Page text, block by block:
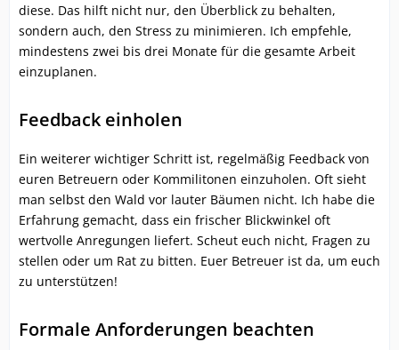
diese. Das hilft nicht nur, den Überblick zu behalten,
sondern auch, den Stress zu minimieren. Ich empfehle,
mindestens zwei bis drei Monate für die gesamte Arbeit
einzuplanen.
Feedback einholen
Ein weiterer wichtiger Schritt ist, regelmäßig Feedback von
euren Betreuern oder Kommilitonen einzuholen. Oft sieht
man selbst den Wald vor lauter Bäumen nicht. Ich habe die
Erfahrung gemacht, dass ein frischer Blickwinkel oft
wertvolle Anregungen liefert. Scheut euch nicht, Fragen zu
stellen oder um Rat zu bitten. Euer Betreuer ist da, um euch
zu unterstützen!
Formale Anforderungen beachten